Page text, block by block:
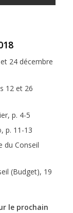
24 décembre
12 et 26
p. 4-5
p. 11-13
du Conseil
(Budget), 19
le prochain